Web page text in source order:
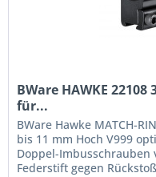
BWare HAWKE
für...
BWare Hawke MATCH-
bis 11 mm Hoch V999
Doppel-
Federstift gegen